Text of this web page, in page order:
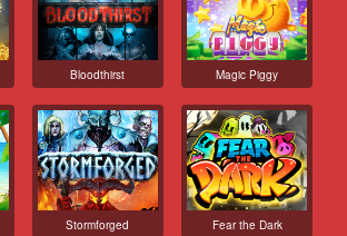
Bloodthirst Magic Piggy
Stormforged Fear the Dark